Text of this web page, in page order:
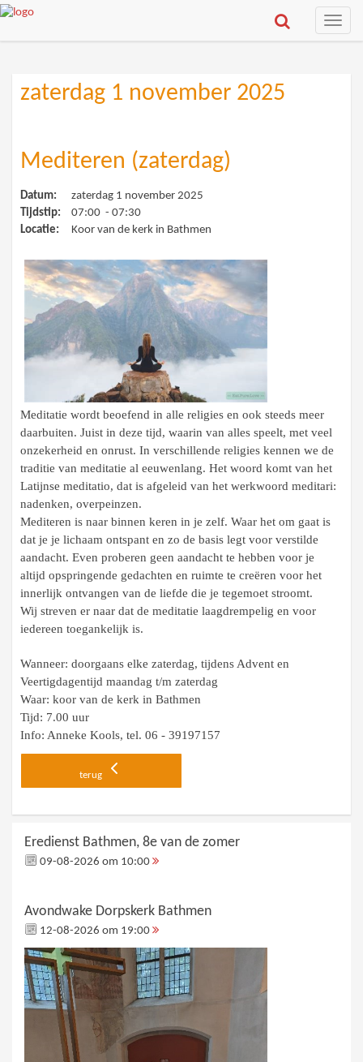
Toggle
zaterdag 1 november 2025
Mediteren (zaterdag)
Datum:
zaterdag 1 november 2025
Tijdstip:
07:00 - 07:30
Locatie:
Koor van de kerk in Bathmen
Meditatie wordt beoefend in alle religies en ook steeds meer
daarbuiten. Juist in deze tijd, waarin van alles speelt, met veel
onzekerheid en onrust. In verschillende religies kennen we de
traditie van meditatie al eeuwenlang. Het woord komt van het
Latijnse meditatio, dat is afgeleid van het werkwoord meditari:
nadenken, overpeinzen.
Mediteren is naar binnen keren in je zelf. Waar het om gaat is
dat je je lichaam ontspant en zo de basis legt voor verstilde
aandacht. Even proberen geen aandacht te hebben voor je
altijd opspringende gedachten en ruimte te creëren voor het
innerlijk ontvangen van de liefde die je tegemoet stroomt.
Wij streven er naar dat de meditatie laagdrempelig en voor
iedereen toegankelijk is.
Wanneer: doorgaans elke zaterdag, tijdens Advent en
Veertigdagentijd maandag t/m zaterdag
Waar: koor van de kerk in Bathmen
Tijd: 7.00 uur
Info: Anneke Kools, tel. 06 - 39197157
terug
Eredienst Bathmen, 8e van de zomer
09-08-2026 om 10:00
Avondwake Dorpskerk Bathmen
12-08-2026 om 19:00